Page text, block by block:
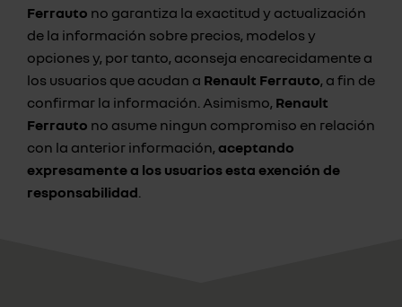
Ferrauto no garantiza la exactitud y actualización
de la información sobre precios, modelos y
opciones y, por tanto, aconseja encarecidamente a
los usuarios que acudan a Renault Ferrauto, a fin de
confirmar la información. Asimismo, Renault
Ferrauto no asume ningun compromiso en relación
con la anterior información, aceptando
expresamente a los usuarios esta exención de
responsabilidad.